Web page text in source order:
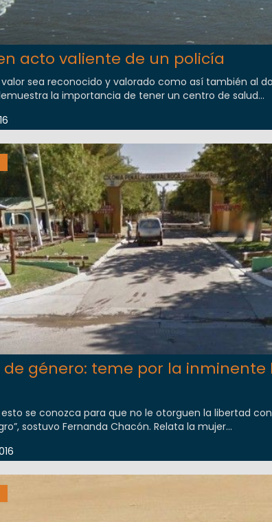
acto valiente de un policía
valor sea reconocido y valorado como así también al
la importancia de tener un centro de salud...
de género: teme por la inminente
esto se conozca para que no le otorguen la libertad
sostuvo Fernanda Chacón. Relata la mujer...